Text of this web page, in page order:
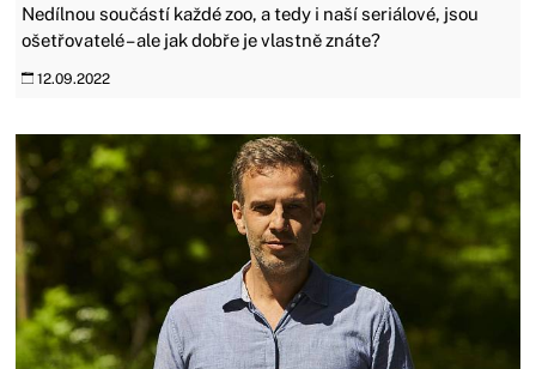
Nedílnou součástí každé zoo, a tedy i naší seriálové, jsou
ošetřovatelé – ale jak dobře je vlastně znáte?
12.09.2022